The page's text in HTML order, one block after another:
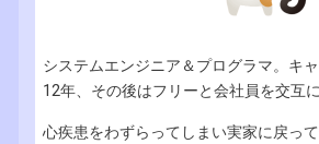
システムエンジニア＆プログラマ。キ
12年、その後はフリーと会社員を交互に
心疾患をわずらってしまい実家に戻っ